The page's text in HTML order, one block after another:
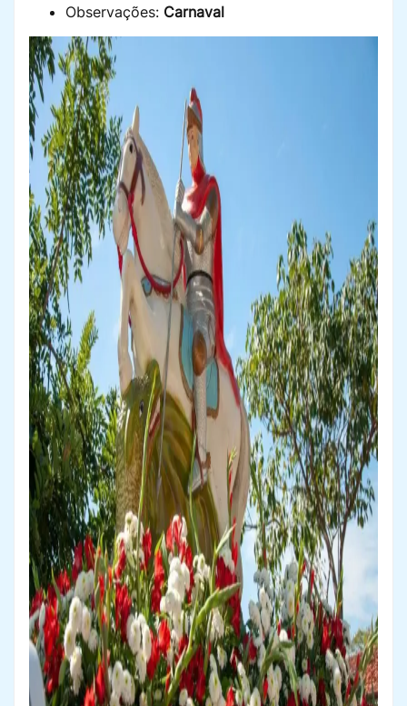
Observações: Carnaval